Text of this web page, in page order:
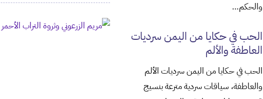
والحكم…
الحب في حكايا من اليمن سرديات
العاطفة والألم
الحب في حكايا من اليمن سرديات الألم
والعاطفة، سياقات سردية مترعة بنسيج